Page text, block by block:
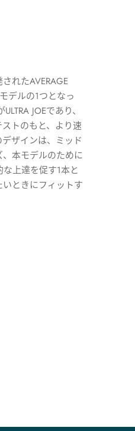
れたAVERAGE
デルの1つとなっ
JOEであり、
トのもと、より速
ザインは、ミッド
本モデルのために
上達を促す1本と
ときにフィットす